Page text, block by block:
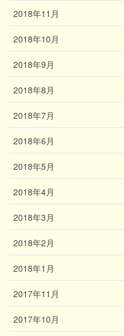
2018年11月
2018年10月
2018年9月
2018年8月
2018年7月
2018年6月
2018年5月
2018年4月
2018年3月
2018年2月
2018年1月
2017年11月
2017年10月